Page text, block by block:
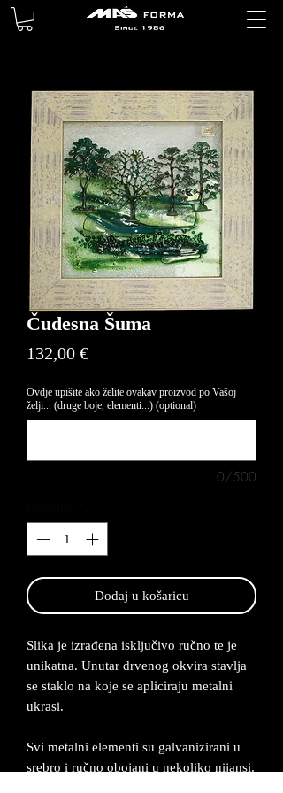
Čudesna Šuma
132,00 €Price
Ovdje upišite ako želite ovakav proizvod po Vašoj
želji... (druge boje, elementi...) (optional)
0/500
Dodaj u košaricu
Slika je izrađena isključivo ručno te je
unikatna. Unutar drvenog okvira stavlja
se staklo na koje se apliciraju metalni
ukrasi.
Svi metalni elementi su galvanizirani u
srebro i ručno obojani u nekoliko nijansi.